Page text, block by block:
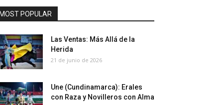
POPULAR
Las Ventas: Más Allá de la
Herida
21 de junio de 2026
Une (Cundinamarca): Erales
con Raza y Novilleros con Alma